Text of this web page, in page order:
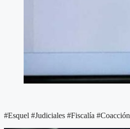
#Esquel #Judiciales #Fiscalía #Coacción